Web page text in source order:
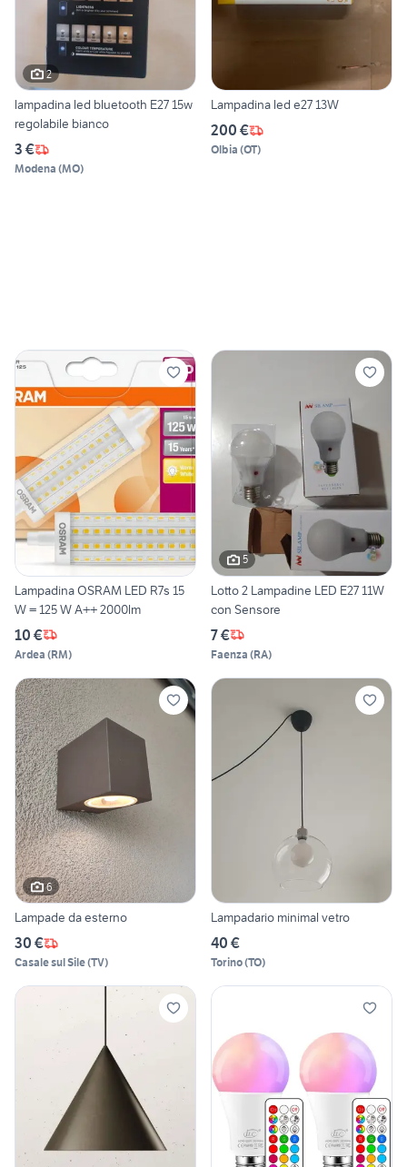
2
lampadina led bluetooth E27 15w
regolabile bianco
3 €
Modena (MO)
Lampadina led e27 13W
200 €
Olbia (OT)
Lampadina OSRAM LED R7s 15
W = 125 W A++ 2000lm
10 €
Ardea (RM)
5
Lotto 2 Lampadine LED E27 11W
con Sensore
7 €
Faenza (RA)
6
Lampade da esterno
30 €
Casale sul Sile(TV)
Lampadario minimal vetro
40 €
Torino(TO)